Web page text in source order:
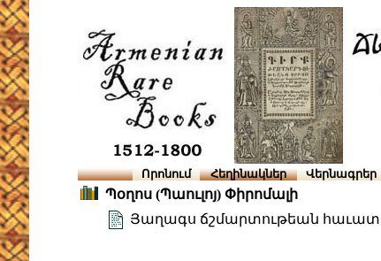
Որոնում Հեղինակներ Վերնագրեր
Պօղոս (Պաուլոյ) Փիրոմալի
Յաղագս ճշմարտութեան